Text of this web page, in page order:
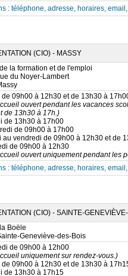
: téléphone, adresse, horaires,
(CIO) - MASSY
la formation et de l'emploi
du Noyer-Lambert
de 09h00 à 12h30 et de 13h30 à
ouvert pendant les vacances
de 13h30 à 17h.)
de 13h30 à 17h00
de 09h00 à 17h00
au vendredi de 09h00 à 12h30 et de
de 09h00 à 12h30
ouvert uniquement pendant les
: téléphone, adresse, horaires,
(CIO) - SAINTE-
Boële
Geneviève-des-Bois
de 09h00 à 12h00
uniquement sur rendez-vous.)
de 09h00 à 12h30 et de 13h30 à
de 13h30 à 17h15